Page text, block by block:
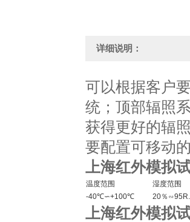
详细说明：
可以根据客户
统；顶部辐照
获得更好的辐
要配置可移动
上海红外模拟
温度范围
湿度范围
-40℃∽+100℃
20％
上海红外模拟